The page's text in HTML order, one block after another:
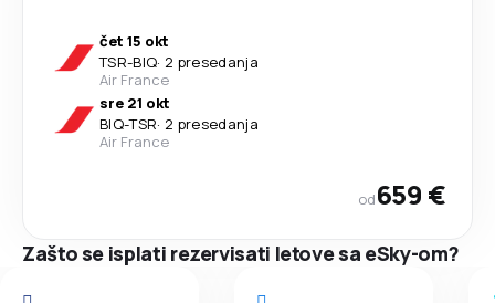
čet 15 okt
TSR-BIQ· 2 presedanja
Air France
sre 21 okt
BIQ-TSR· 2 presedanja
Air France
od659 €
Zašto se isplati rezervisati letove sa eSky-om?